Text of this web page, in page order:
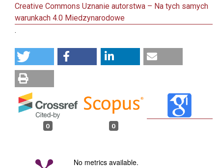
Creative Commons Uznanie autorstwa – Na tych samych
warunkach 4.0 Miedzynarodowe
.
0 0
No metrics available.